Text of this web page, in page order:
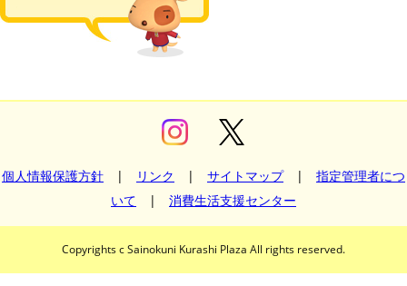
個人情報保護方針 | リンク | サイトマップ| 指定管理者につ
いて | 消費生活支援センター
Copyrights c Sainokuni Kurashi Plaza All rights reserved.